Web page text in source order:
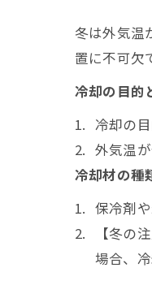
冬は外気温
置に不可欠
冷却の目的
冷却の
外気温
冷却材の種
保冷剤
【冬の
場合、